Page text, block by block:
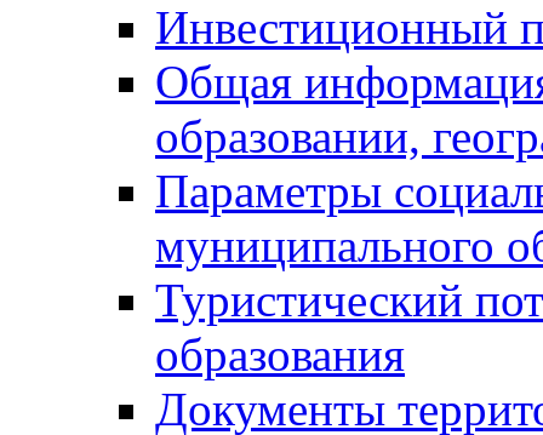
Инвестиционный
Общая
образовании,
Параметры
муниципального
Туристический
образования
Документы